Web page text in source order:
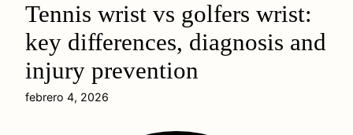
Tennis wrist vs golfers wrist:
key differences, diagnosis and
injury prevention
febrero 4, 2026